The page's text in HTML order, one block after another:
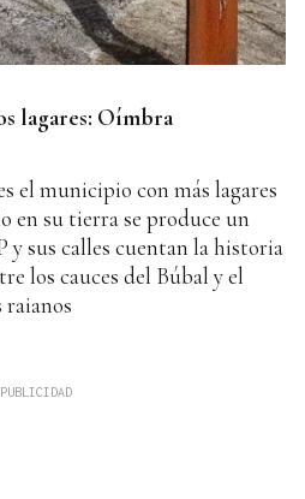
lagares: Oímbra
el municipio con más lagares
en su tierra se produce un
sus calles cuentan la historia
los cauces del Búbal y el
raianos